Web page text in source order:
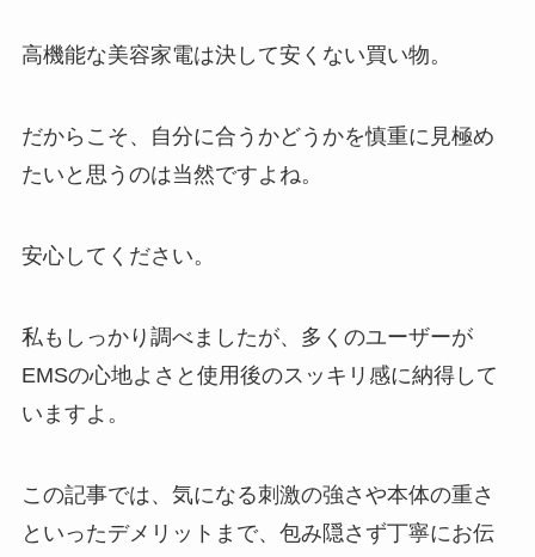
高機能な美容家電は決して安くない買い物。
だからこそ、自分に合うかどうかを慎重に見極め
たいと思うのは当然ですよね。
安心してください。
私もしっかり調べましたが、多くのユーザーが
EMSの心地よさと使用後のスッキリ感に納得して
いますよ。
この記事では、気になる刺激の強さや本体の重さ
といったデメリットまで、包み隠さず丁寧にお伝